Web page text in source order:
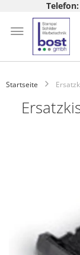
Telefon:
Startseite